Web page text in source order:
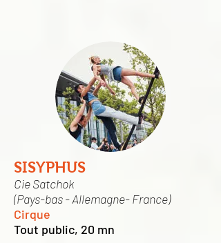
SISYPHUS
Cie Satchok
(Pays-bas - Allemagne- France)
Cirque
Tout public, 20 mn